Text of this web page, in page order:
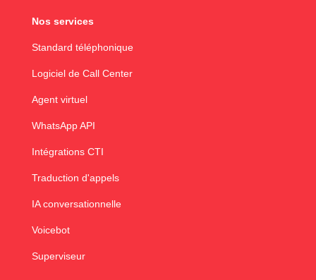
Nos services
Standard téléphonique
Logiciel de Call Center
Agent virtuel
WhatsApp API
Intégrations CTI
Traduction d'appels
IA conversationnelle
Voicebot
Superviseur